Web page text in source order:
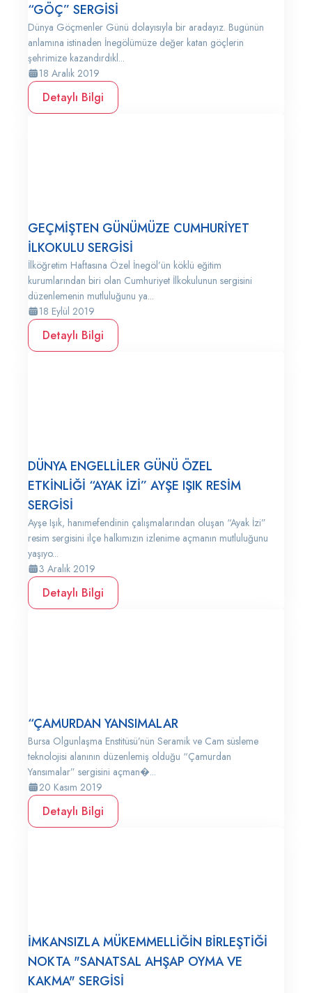
“GÖÇ” SERGİSİ
Dünya Göçmenler Günü dolayısıyla bir aradayız. Bugünün
anlamına istinaden İnegölümüze değer katan göçlerin
şehrimize kazandırdıkl...
18 Aralık 2019
Detaylı Bilgi
GEÇMİŞTEN GÜNÜMÜZE CUMHURİYET
İLKOKULU SERGİSİ
İlköğretim Haftasına Özel İnegöl’ün köklü eğitim
kurumlarından biri olan Cumhuriyet İlkokulunun sergisini
düzenlemenin mutluluğunu ya...
18 Eylül 2019
Detaylı Bilgi
DÜNYA ENGELLİLER GÜNÜ ÖZEL
ETKİNLİĞİ “AYAK İZİ” AYŞE IŞIK RESİM
SERGİSİ
Ayşe Işık, hanımefendinin çalışmalarından oluşan “Ayak İzi”
resim sergisini ilçe halkımızın izlenime açmanın mutluluğunu
yaşıyo...
3 Aralık 2019
Detaylı Bilgi
“ÇAMURDAN YANSIMALAR
Bursa Olgunlaşma Enstitüsü’nün Seramik ve Cam süsleme
teknolojisi alanının düzenlemiş olduğu “Çamurdan
Yansımalar” sergisini açman�...
20 Kasım 2019
Detaylı Bilgi
İMKANSIZLA MÜKEMMELLİĞİN BİRLEŞTİĞİ
NOKTA "SANATSAL AHŞAP OYMA VE
KAKMA" SERGİSİ